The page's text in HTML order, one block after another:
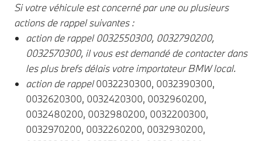
Si votre véhicule est concerné par une ou plusieurs
actions de rappel suivantes :
action de rappel 0032550300, 0032790200,
0032570300, il vous est demandé de contacter dans
les plus brefs délais votre importateur BMW local.
action de rappel0032230300, 0032390300,
0032620300, 0032420300, 0032960200,
0032480200, 0032980200, 0032200300,
0032970200, 0032260200, 0032930200,